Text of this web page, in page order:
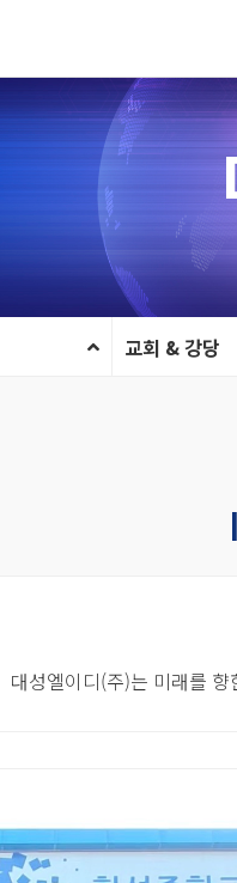
교회 & 강당
대성엘이디(주)는 미래를 향